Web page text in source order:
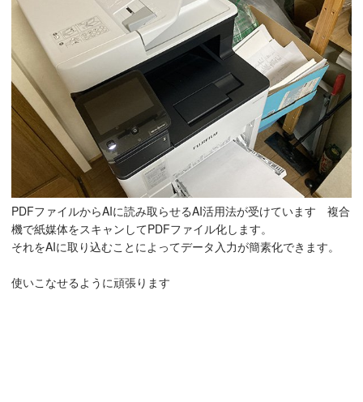
PDFファイルからAIに読み取らせるAI活用法が受けています 複合
機で紙媒体をスキャンしてPDFファイル化します。
それをAIに取り込むことによってデータ入力が簡素化できます。
使いこなせるように頑張ります